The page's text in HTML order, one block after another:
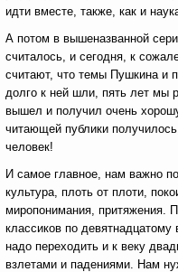
идти вместе, также, как и
А потом в вышеназванной
считалось, и сегодня, к
считают, что темы Пушкина и
долго к ней шли, пять лет мы
вышел и получил очень
читающей публики
человек!
И самое главное, нам важно
культура, плоть от плоти,
миропонимания, притяжения.
классиков по
надо переходить и к веку
взлетами и падениями. Нам